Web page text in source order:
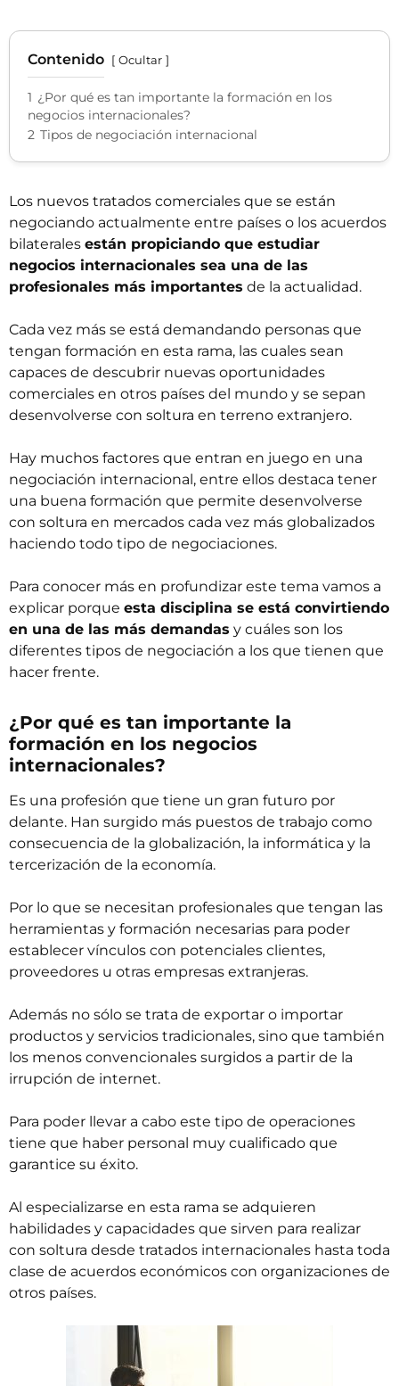
Contenido Ocultar
1 ¿Por qué es tan importante la formación en los
negocios internacionales?
2 Tipos de negociación internacional
Los nuevos tratados comerciales que se están
negociando actualmente entre países o los acuerdos
bilaterales están propiciando que estudiar
negocios internacionales sea una de las
profesionales más importantes de la actualidad.
Cada vez más se está demandando personas que
tengan formación en esta rama, las cuales sean
capaces de descubrir nuevas oportunidades
comerciales en otros países del mundo y se sepan
desenvolverse con soltura en terreno extranjero.
Hay muchos factores que entran en juego en una
negociación internacional, entre ellos destaca tener
una buena formación que permite desenvolverse
con soltura en mercados cada vez más globalizados
haciendo todo tipo de negociaciones.
Para conocer más en profundizar este tema vamos a
explicar porque esta disciplina se está convirtiendo
en una de las más demandas y cuáles son los
diferentes tipos de negociación a los que tienen que
hacer frente.
¿Por qué es tan importante la
formación en los negocios
internacionales?
Es una profesión que tiene un gran futuro por
delante. Han surgido más puestos de trabajo como
consecuencia de la globalización, la informática y la
tercerización de la economía.
Por lo que se necesitan profesionales que tengan las
herramientas y formación necesarias para poder
establecer vínculos con potenciales clientes,
proveedores u otras empresas extranjeras.
Además no sólo se trata de exportar o importar
productos y servicios tradicionales, sino que también
los menos convencionales surgidos a partir de la
irrupción de internet.
Para poder llevar a cabo este tipo de operaciones
tiene que haber personal muy cualificado que
garantice su éxito.
Al especializarse en esta rama se adquieren
habilidades y capacidades que sirven para realizar
con soltura desde tratados internacionales hasta toda
clase de acuerdos económicos con organizaciones de
otros países.